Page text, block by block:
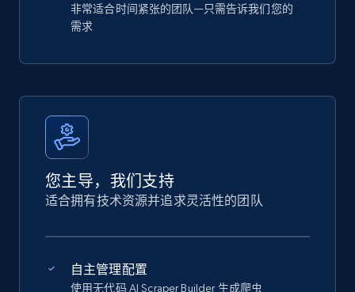
非常适合时间紧张的团队—只需告诉我们您的
需求
您主导，我们支持
适合拥有技术资源并追求灵活性的团队
自主管理配置
使用无代码 AI Scraper Builder 生成爬虫